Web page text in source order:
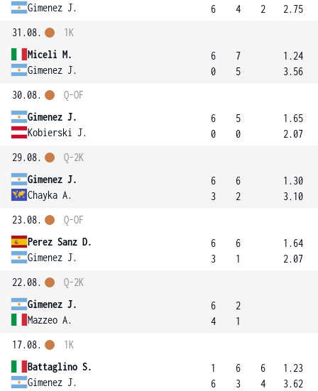
Gimenez J.
6
4
2
2.75
31.08.
Miceli M.
Gimenez J.
1K
6
0
7
5
1.24
3.56
30.08.
Gimenez J.
Kobierski J.
Q-OF
6
0
5
0
1.65
2.07
29.08.
Gimenez J.
Chayka A.
Q-2K
6
3
6
2
1.30
3.10
23.08.
Perez Sanz D.
Gimenez J.
Q-OF
6
3
6
1
1.64
2.07
22.08.
Gimenez J.
Mazzeo A.
Q-2K
6
4
2
1
17.08.
Battaglino S.
Gimenez J.
1K
1
6
6
3
6
4
1.23
3.62